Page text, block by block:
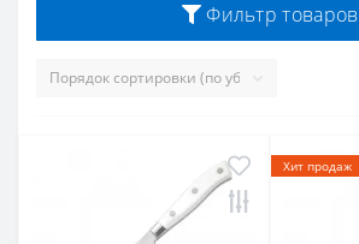
Фильтр товаров
Хит продаж